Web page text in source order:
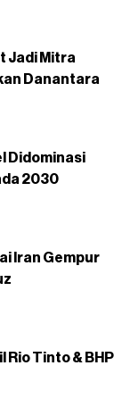
Jadi Mitra
Danantara
Didominasi
2030
Iran Gempur
Rio Tinto & BHP